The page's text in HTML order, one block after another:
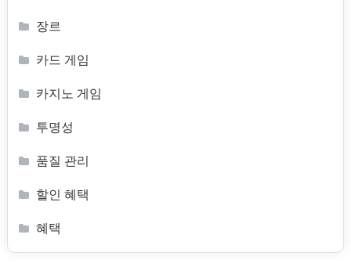
장르
카드 게임
카지노 게임
투명성
품질 관리
할인 혜택
혜택